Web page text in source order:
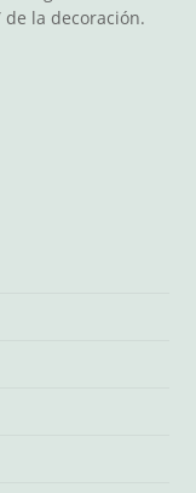
la decoración.